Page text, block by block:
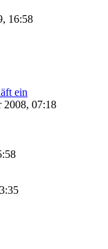
16:58
ein
2008, 07:18